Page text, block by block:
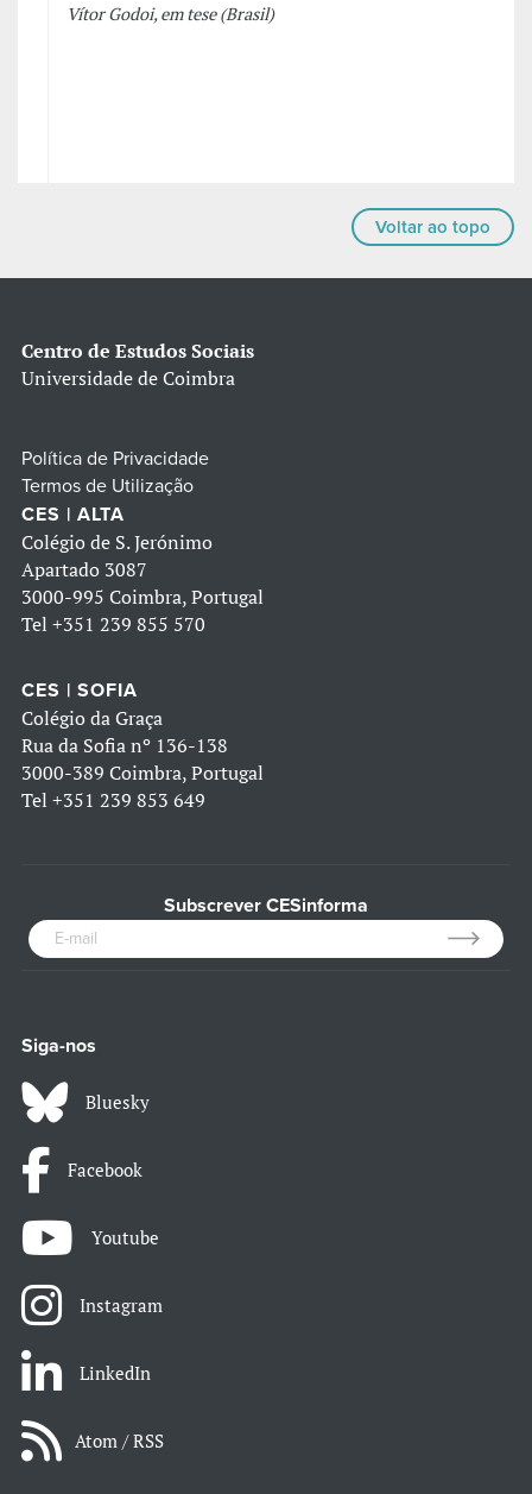
Vítor Godoi, em tese (Brasil)
Voltar ao topo
Centro de Estudos Sociais
Universidade de Coimbra
Política de Privacidade
Termos de Utilização
CES | ALTA
Colégio de S. Jerónimo
Apartado 3087
3000-995 Coimbra, Portugal
Tel +351 239 855 570
CES | SOFIA
Colégio da Graça
Rua da Sofia nº 136-138
3000-389 Coimbra, Portugal
Tel +351 239 853 649
Subscrever CESinforma
Siga-nos
Bluesky
Facebook
Youtube
Instagram
LinkedIn
Atom / RSS